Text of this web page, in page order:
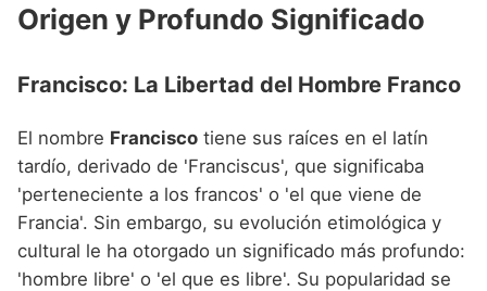
Nombres de niño que empiezan por P
Nombres de niño que empiezan por T
Nombres de niño que empiezan por U
Nombres de niño que empiezan por V
Nombres de Niño Valencianos
Nombres de Niño Vascos
Nombres de Niño Rumanos
Nombres de Niño Rusos
Nombres de Niño Suecos
Origen y Profundo Significado
Francisco: La Libertad del Hombre Franco
El nombre Francisco tiene sus raíces en el latín
tardío, derivado de 'Franciscus', que significaba
'perteneciente a los francos' o 'el que viene de
Francia'. Sin embargo, su evolución etimológica y
cultural le ha otorgado un significado más profundo:
'hombre libre' o 'el que es libre'. Su popularidad se